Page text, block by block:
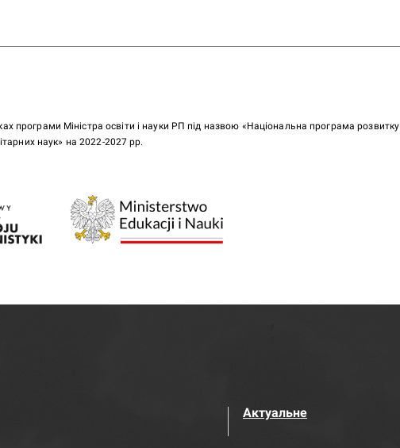
програми Міністра освіти і науки РП під назвою «Національна програма розвитку
наук» на 2022-2027 рр.
Актуальне